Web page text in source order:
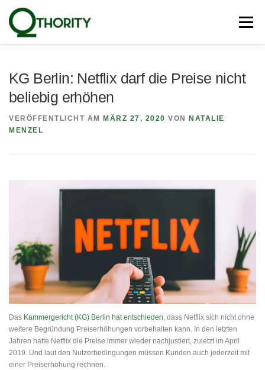
Inhalt
springen
Menü
KG Berlin: Netflix darf die Preise nicht
beliebig erhöhen
VERÖFFENTLICHT AM MÄRZ 27, 2020 VON
NATALIE
MENZEL
Das Kammergericht (KG) Berlin hat entschieden, dass Netflix sich nicht ohne
weitere Begründung Preiserhöhungen vorbehalten kann. In den letzten
Jahren hatte Netflix die Preise immer wieder nachjustiert, zuletzt im April
2019. Und laut den Nutzerbedingungen müssen Kunden auch jederzeit mit
einer Preiserhöhung rechnen.